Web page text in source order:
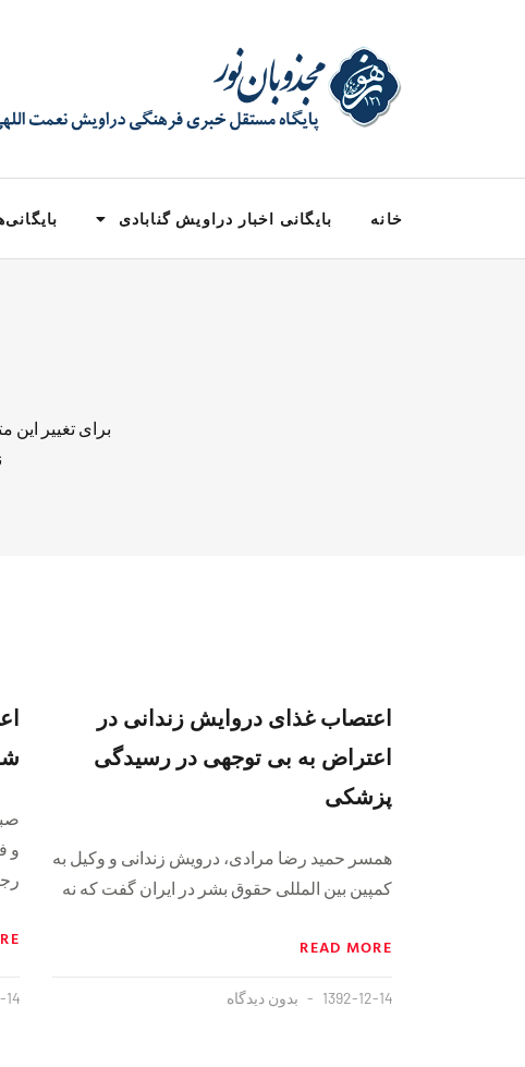
خانه بایگانی اخبار دراویش گنابادی
برای تغییر
اعتصاب غذای دروایش زندانی در
اعتراض به بی توجهی در رسیدگی
پزشکی
همسر حمید رضا مرادی، درویش زندانی و وکیل به
کمپین بین المللی حقوق بشر در ایران گفت که نه
READ MORE
1392-12-14 بدون دیدگاه
و
14